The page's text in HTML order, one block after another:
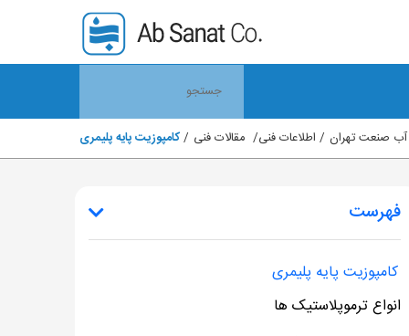
آب صنعت تهران اطلاعات فنی مقالات فنی کامپوزیت پایه پلیمری
فهرست
کامپوزیت پایه پلیمری
انواع ترموپلاستیک ها